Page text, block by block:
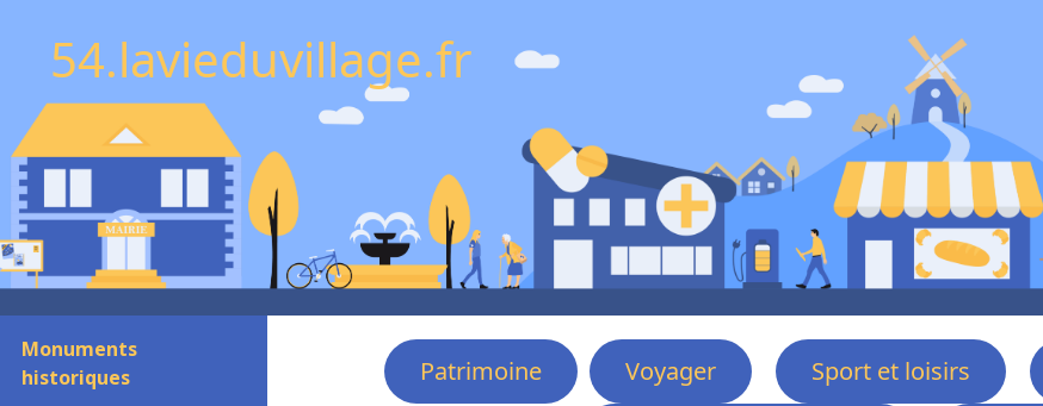
54.lavieduvillage.fr
Monuments
historiques
Patrimoine Voyager Sport et loisirs